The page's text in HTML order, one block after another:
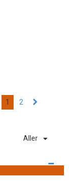
1 2
Aller